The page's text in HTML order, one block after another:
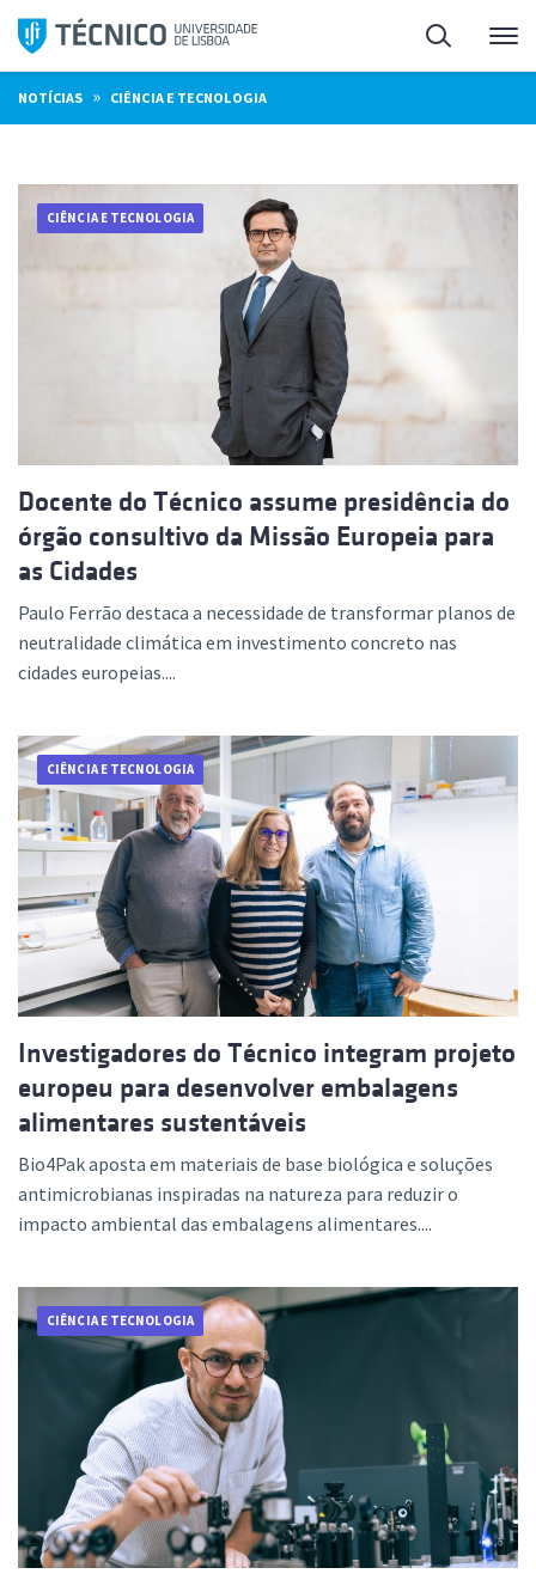
Saltar
para
o
conteúdo
Pesquisa
NOTÍCIAS » CIÊNCIA E TECNOLOGIA
CIÊNCIA E TECNOLOGIA
Docente do Técnico assume presidência do
órgão consultivo da Missão Europeia para
as Cidades
Paulo Ferrão destaca a necessidade de transformar planos de
neutralidade climática em investimento concreto nas
cidades europeias....
CIÊNCIA E TECNOLOGIA
Investigadores do Técnico integram projeto
europeu para desenvolver embalagens
alimentares sustentáveis
Bio4Pak aposta em materiais de base biológica e soluções
antimicrobianas inspiradas na natureza para reduzir o
impacto ambiental das embalagens alimentares....
CIÊNCIA E TECNOLOGIA